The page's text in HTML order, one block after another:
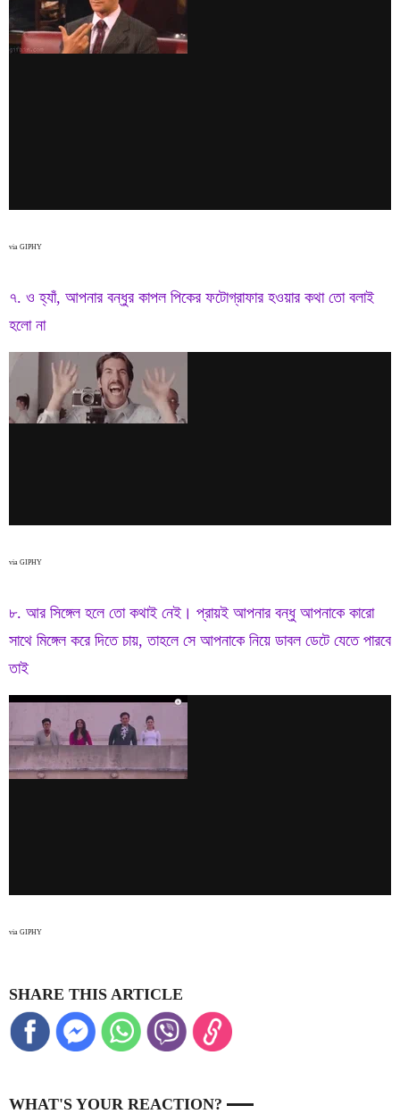
via GIPHY
৭. ও হ্যাঁ, আপনার বন্ধুর কাপল পিকের ফটোগ্রাফার হওয়ার কথা তো বলাই
হলো না
via GIPHY
৮. আর সিঙ্গেল হলে তো কথাই নেই। প্রায়ই আপনার বন্ধু আপনাকে কারো
সাথে মিঙ্গেল করে দিতে চায়, তাহলে সে আপনাকে নিয়ে ডাবল ডেটে যেতে পারবে
তাই
via GIPHY
SHARE THIS ARTICLE
WHAT'S YOUR REACTION?